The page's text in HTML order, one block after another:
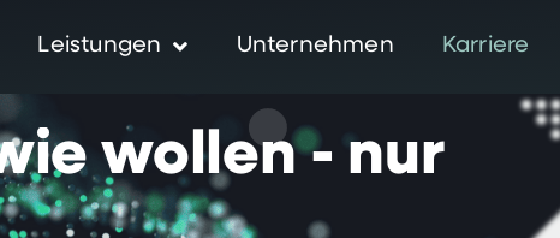
Leistungen Unternehmen Karriere
wollen - nur